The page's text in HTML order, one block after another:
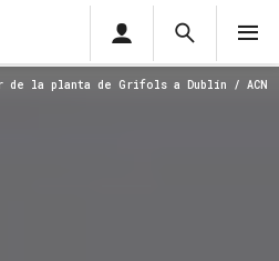
Cerca
privada
de la planta de Grifols a Dublín / ACN